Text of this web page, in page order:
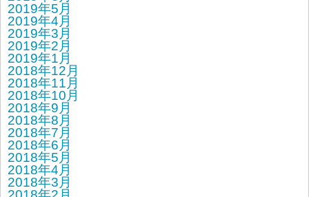
2019年5月
2019年4月
2019年3月
2019年2月
2019年1月
2018年12月
2018年11月
2018年10月
2018年9月
2018年8月
2018年7月
2018年6月
2018年5月
2018年4月
2018年3月